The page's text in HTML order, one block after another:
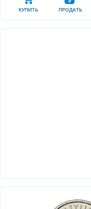
КУПИТЬ ПРОДАТЬ